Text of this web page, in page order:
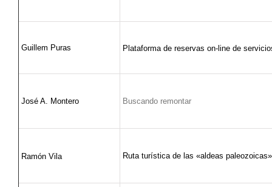
Guillem Puras Plataforma de reservas on-line de
José A. Montero Buscando remontar
Ramón Vila Ruta turística de las «aldeas